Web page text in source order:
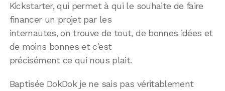
Kickstarter, qui permet à qui le souhaite de faire
financer un projet par les
internautes, on trouve de tout, de bonnes idées et
de moins bonnes et c’est
précisément ce qui nous plait.
Baptisée DokDok je ne sais pas véritablement